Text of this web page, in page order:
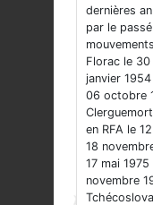
dernières
par le
Florac le
janvier
06 octobre
en RFA le
18
17 mai
novembre